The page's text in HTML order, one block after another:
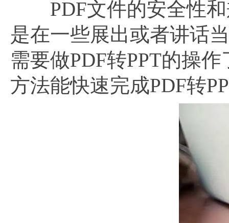
PDF文件的安全性和
是在一些展出或者讲话
需要做PDF转PPT的操
方法能快速完成PDF转